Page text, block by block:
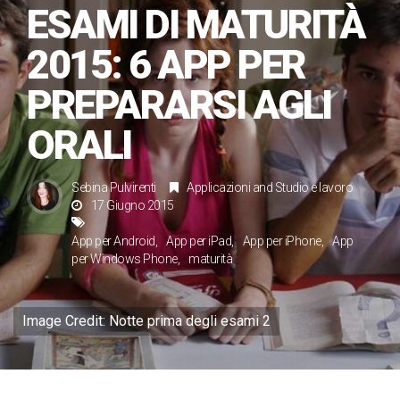
ESAMI DI MATURITÀ
2015: 6 APP PER
PREPARARSI AGLI
ORALI
Sebina Pulvirenti Applicazioni and Studio e lavoro
17 Giugno 2015
App per Android App per iPad App per iPhone
App
per Windows Phone
maturità
Image Credit: Notte prima degli esami 2